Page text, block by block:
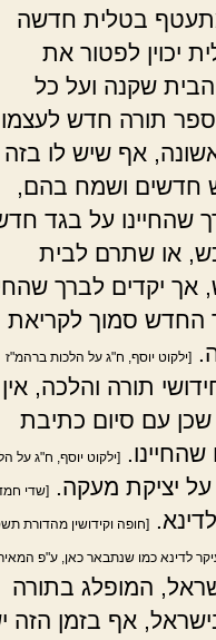
מתעטף בטלית חדשה
יכוין לפטור את
שקנה ועל כל
ספר תורה חדש
אף שיש לו בזה
חדשים ושמח בהם,
שהחיינו על בגד
או שתרם לבית
יקדים לברך
החדש סמוך לקריאת
[ילקוט יוסף, ח"ג על הלכות ברהמ"ז
תורה והלכה, אין
עם סיום כתיבת
[ילקוט יוסף, ח"ג על
יציקת מעקה. [שדי
[חופה וקידושין מהדורת
לדינא כמו שנתבאר כאן, ע"פ
המופלג בתורה
אף בזמן הזה